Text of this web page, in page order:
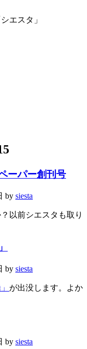
エスタ」
ーパー創刊号
by siesta
以前シエスタも取り
by siesta
が出没します。よか
by siesta